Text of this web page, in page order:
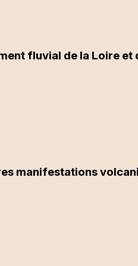
fluvial de la Loire et
manifestations